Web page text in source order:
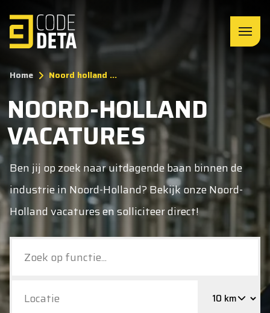
Home Noord holland ...
NOORD-HOLLAND
VACATURES
Ben jij op zoek naar uitdagende baan binnen de
industrie in Noord-Holland? Bekijk onze Noord-
Holland vacatures en solliciteer direct!